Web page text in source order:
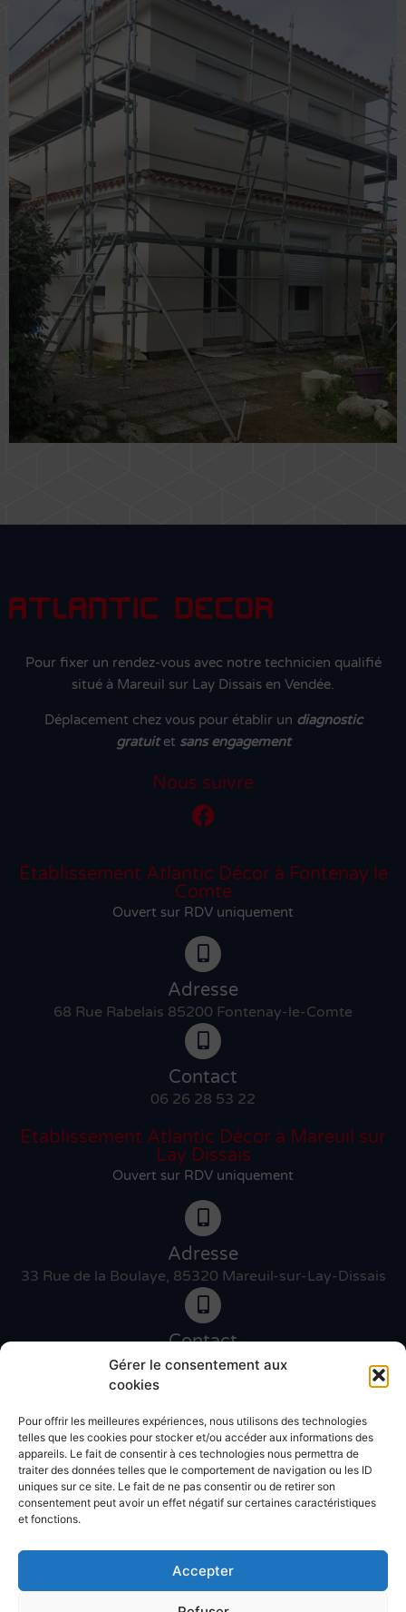
Gérer le consentement aux
cookies
Pour offrir les meilleures expériences, nous utilisons des technologies
telles que les cookies pour stocker et/ou accéder aux informations des
appareils. Le fait de consentir à ces technologies nous permettra de
traiter des données telles que le comportement de navigation ou les ID
uniques sur ce site. Le fait de ne pas consentir ou de retirer son
consentement peut avoir un effet négatif sur certaines caractéristiques
et fonctions.
Accepter
Pour fixer un rendez-vous avec notre technicien qualifié
situé à Mareuil sur Lay Dissais en Vendée.
Déplacement chez vous pour établir un diagnostic
gratuitet sans engagement
Nous suivre
Établissement Atlantic Décor à Fontenay le
Comte
Ouvert sur RDV uniquement
Adresse
68 Rue Rabelais 85200 Fontenay-le-Comte
Contact
06 26 28 53 22
Etablissement Atlantic Décor à Mareuil sur
Lay Dissais
Ouvert sur RDV uniquement
Adresse
33 Rue de la Boulaye, 85320 Mareuil-sur-Lay-Dissais
Contact
06 46 27 89 83
Contact
02 51 30 31 09
Devis gratuit